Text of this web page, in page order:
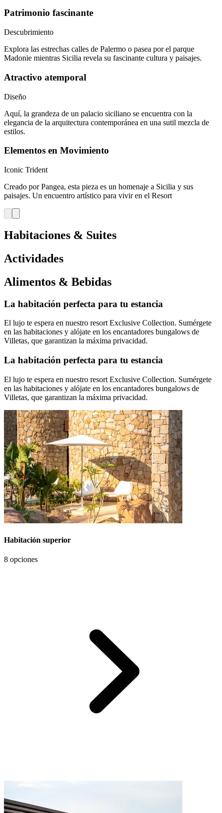
Patrimonio fascinante
Descubrimiento
Explora las estrechas calles de Palermo o pasea por el parque
Madonie mientras Sicilia revela su fascinante cultura y paisajes.
Atractivo atemporal
Diseño
Aquí, la grandeza de un palacio siciliano se encuentra con la
elegancia de la arquitectura contemporánea en una sutil mezcla de
estilos.
Elementos en Movimiento
Iconic Trident
Creado por Pangea, esta pieza es un homenaje a Sicilia y sus
paisajes. Un encuentro artístico para vivir en el Resort
Habitaciones & Suites
Actividades
Alimentos & Bebidas
La habitación perfecta para tu estancia
El lujo te espera en nuestro resort Exclusive Collection. Sumérgete
en las habitaciones y alójate en los encantadores bungalows de
Villetas, que garantizan la máxima privacidad.
La habitación perfecta para tu estancia
El lujo te espera en nuestro resort Exclusive Collection. Sumérgete
en las habitaciones y alójate en los encantadores bungalows de
Villetas, que garantizan la máxima privacidad.
Habitación superior
8 opciones